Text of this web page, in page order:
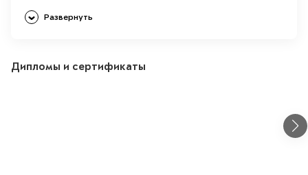
Развернуть
Дипломы и сертификаты